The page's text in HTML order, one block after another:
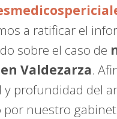
a ratificar el
sobre el caso de
Valdezarza.
y profundidad del
por nuestro